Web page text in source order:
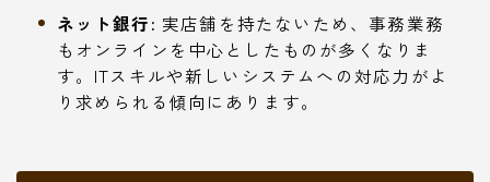
ネット銀行: 実店舗を持たないため、事務業務
もオンラインを中心としたものが多くなりま
す。ITスキルや新しいシステムへの対応力がよ
り求められる傾向にあります。